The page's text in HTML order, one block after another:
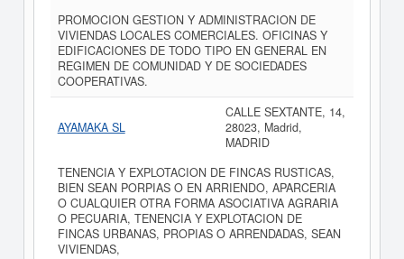
PROMOCION GESTION Y ADMINISTRACION DE
VIVIENDAS LOCALES COMERCIALES. OFICINAS Y
EDIFICACIONES DE TODO TIPO EN GENERAL EN
REGIMEN DE COMUNIDAD Y DE SOCIEDADES
COOPERATIVAS.
AYAMAKA SL
CALLE SEXTANTE, 14,
28023, Madrid,
MADRID
TENENCIA Y EXPLOTACION DE FINCAS RUSTICAS,
BIEN SEAN PORPIAS O EN ARRIENDO, APARCERIA
O CUALQUIER OTRA FORMA ASOCIATIVA AGRARIA
O PECUARIA, TENENCIA Y EXPLOTACION DE
FINCAS URBANAS, PROPIAS O ARRENDADAS, SEAN
VIVIENDAS,